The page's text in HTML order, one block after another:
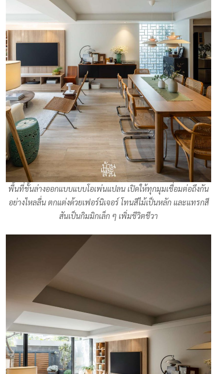
พื้นที่ชั้นล่างออกแบบแบบโอเพ่นแปลน เปิดให้ทุกมุมเชื่อมต่อถึงกัน
อย่างไหลลื่น ตกแต่งด้วยเฟอร์นิเจอร์ โทนสีไม้เป็นหลัก และแทรกสี
สันเป็นกิมมิกเล็ก ๆ เพิ่มชีวิตชีวา